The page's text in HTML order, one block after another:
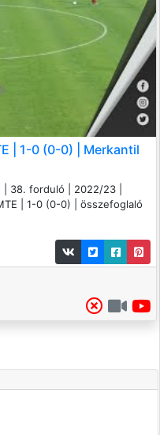
| 1-0 (0-0) | Merkantil
| 38. forduló | 2022/23 |
| 1-0 (0-0) | összefoglaló